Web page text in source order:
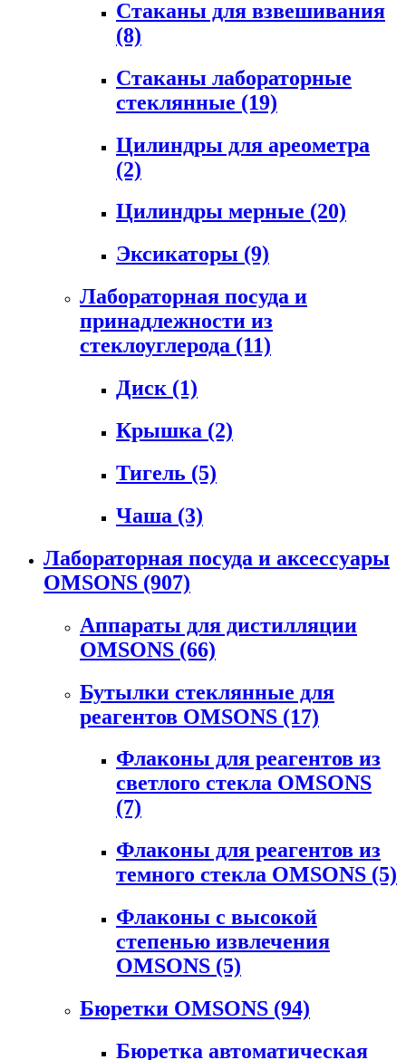
Стаканы для взвешивания
(8)
Стаканы лабораторные
стеклянные (19)
Цилиндры для ареометра
(2)
Цилиндры мерные (20)
Эксикаторы (9)
Лабораторная посуда и
принадлежности из
стеклоуглерода (11)
Диск (1)
Крышка (2)
Тигель (5)
Чаша (3)
Лабораторная посуда и аксессуары
OMSONS (907)
Аппараты для дистилляции
OMSONS (66)
Бутылки стеклянные для
реагентов OMSONS (17)
Флаконы для реагентов из
светлого стекла OMSONS
(7)
Флаконы для реагентов из
темного стекла OMSONS (5)
Флаконы с высокой
степенью извлечения
OMSONS (5)
Бюретки OMSONS (94)
Бюретка автоматическая